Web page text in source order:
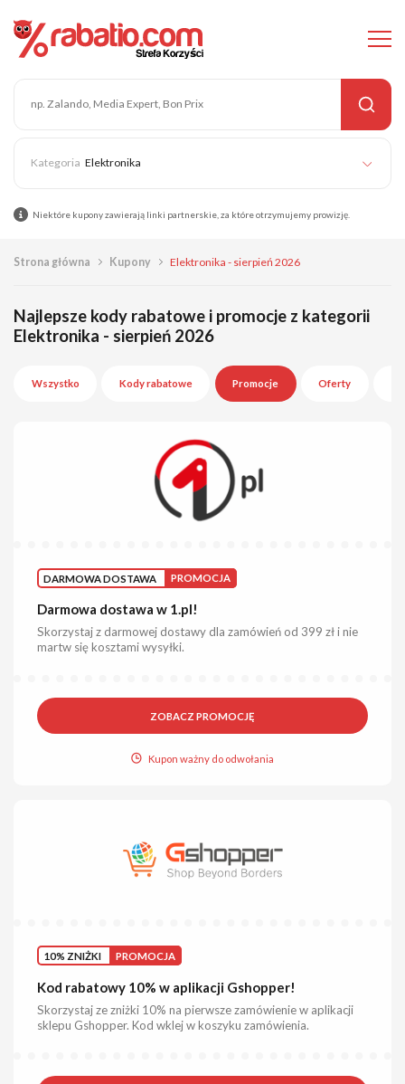
Elektronika
Niektóre kupony zawierają linki partnerskie, za które otrzymujemy prowizję.
Strona główna Kupony Elektronika - sierpień 2026
Najlepsze kody rabatowe i promocje z kategorii
Elektronika - sierpień 2026
Wszystko Kody rabatowe Promocje Oferty
DARMOWA DOSTAWA PROMOCJA
Darmowa dostawa w 1.pl!
Skorzystaj z darmowej dostawy dla zamówień od 399 zł i nie
martw się kosztami wysyłki.
ZOBACZ PROMOCJĘ
Kupon ważny do odwołania
10% ZNIŻKI PROMOCJA
Kod rabatowy 10% w aplikacji Gshopper!
Skorzystaj ze zniżki 10% na pierwsze zamówienie w aplikacji
sklepu Gshopper. Kod wklej w koszyku zamówienia.